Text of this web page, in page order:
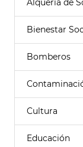
Bienestar
Bomberos
Cultura
Educación